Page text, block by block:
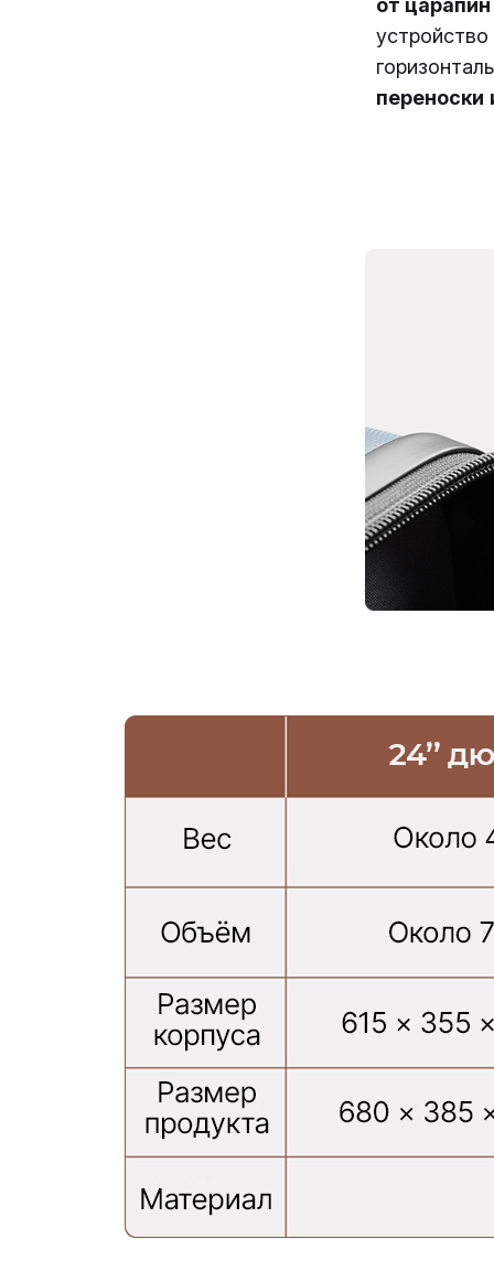
от
устройство
переноски